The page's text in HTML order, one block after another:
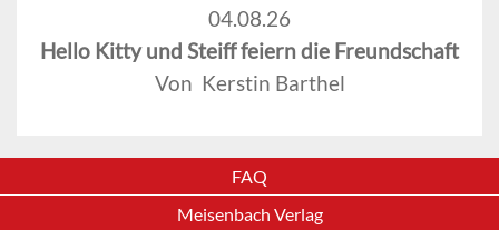
04.08.26
Hello Kitty und Steiff feiern die Freundschaft
Von Kerstin Barthel
FAQ
Meisenbach Verlag